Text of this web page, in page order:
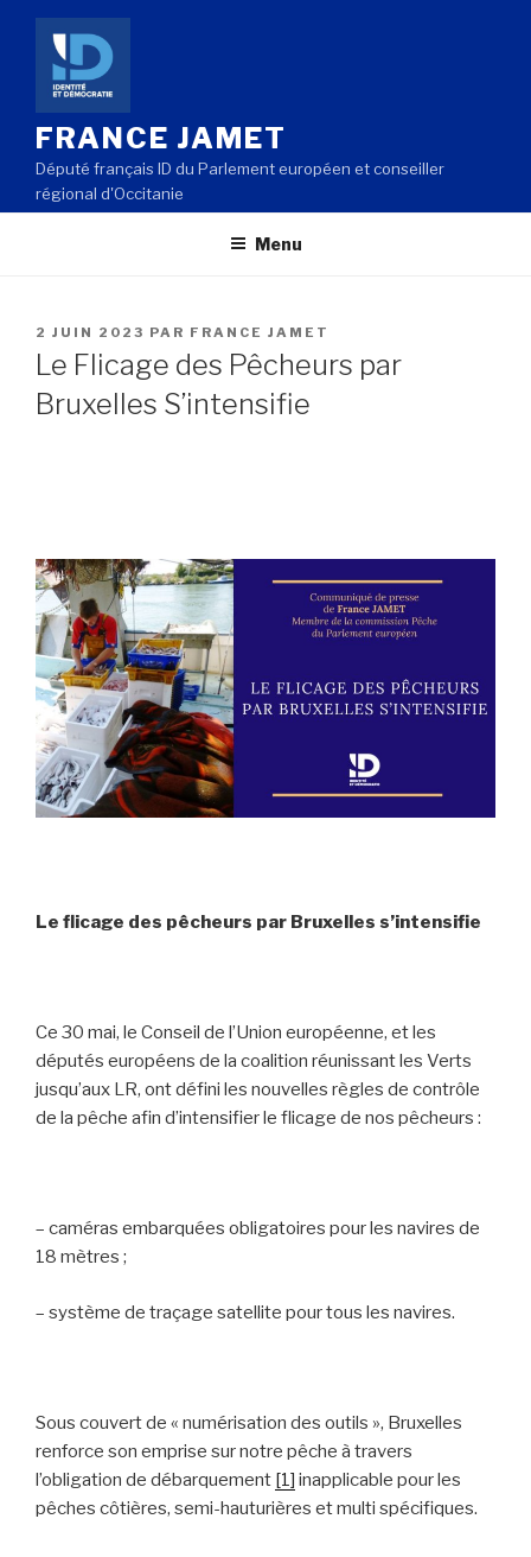
Aller
contenu
principal
FRANCE JAMET
Député français ID du Parlement européen et conseiller
régional d'Occitanie
Menu
PUBLIÉ
LE
2 JUIN 2023 PAR FRANCE JAMET
Le Flicage des Pêcheurs par
Bruxelles S’intensifie
Le flicage des pêcheurs par Bruxelles s’intensifie
Ce 30 mai, le Conseil de l’Union européenne, et les
députés européens de la coalition réunissant les Verts
jusqu’aux LR, ont défini les nouvelles règles de contrôle
de la pêche afin d’intensifier le flicage de nos pêcheurs :
– caméras embarquées obligatoires pour les navires de
18 mètres ;
– système de traçage satellite pour tous les navires.
Sous couvert de « numérisation des outils », Bruxelles
renforce son emprise sur notre pêche à travers
l’obligation de débarquement [1] inapplicable pour les
pêches côtières, semi-hauturières et multi spécifiques.